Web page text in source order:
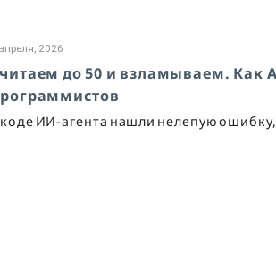
2026
до 50 и взламываем. Как
ИИ-агента нашли нелепую